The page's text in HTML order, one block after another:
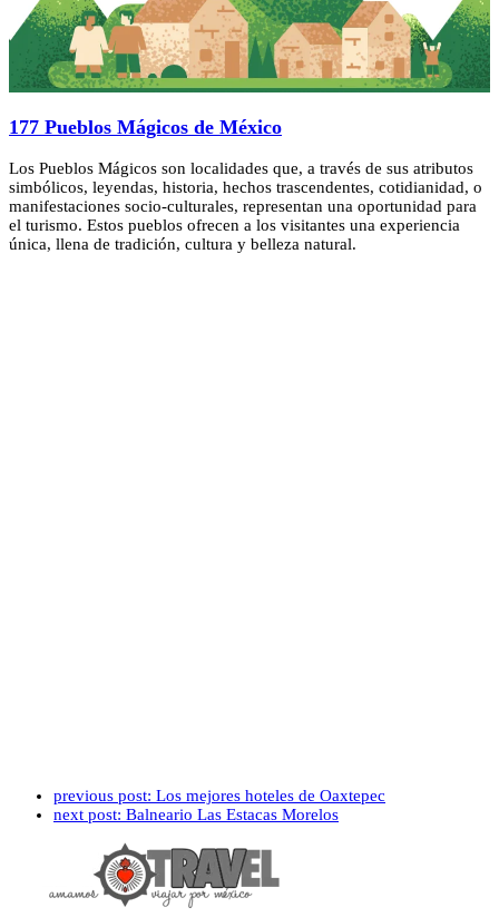
177 Pueblos Mágicos de México
Los Pueblos Mágicos son localidades que, a través de sus atributos
simbólicos, leyendas, historia, hechos trascendentes, cotidianidad, o
manifestaciones socio-culturales, representan una oportunidad para
el turismo. Estos pueblos ofrecen a los visitantes una experiencia
única, llena de tradición, cultura y belleza natural.
previous post: Los mejores hoteles de Oaxtepec
next post: Balneario Las Estacas Morelos